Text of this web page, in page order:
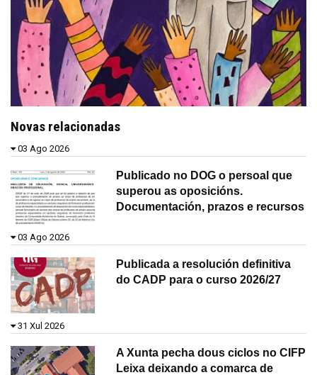
Novas relacionadas
03 Ago 2026
Publicado no DOG o persoal que
superou as oposicións.
Documentación, prazos e recursos
03 Ago 2026
Publicada a resolución definitiva
do CADP para o curso 2026/27
31 Xul 2026
A Xunta pecha dous ciclos no CIFP
Leixa deixando a comarca de